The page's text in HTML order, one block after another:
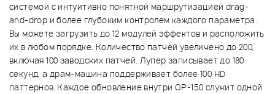
системой с интуитивно понятной маршрутизацией drag-
and-drop и более глубоким контролем каждого параметра.
Вы можете загрузить до 12 модулей эффектов и расположить
их в любом порядке. Количество патчей увеличено до 200,
включая 100 заводских патчей. Лупер записывает до 180
секунд, а драм-машина поддерживает более 100 HD
паттернов. Каждое обновление внутри GP-150 служит одной